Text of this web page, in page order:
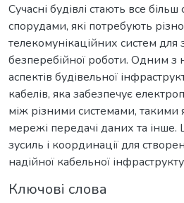
Сучасні будівлі стають все
спорудами, які потребують
телекомунікаційних систем для
безперебійної роботи. Одним з
аспектів будівельної
кабелів, яка забезпечує
між різними системами, такими
мережі передачі даних та
зусиль і координації для
надійної кабельної
Ключові слова